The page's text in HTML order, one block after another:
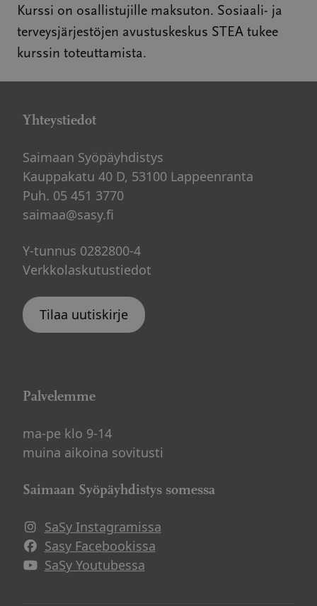
Kurssi on osallistujille maksuton. Sosiaali- ja
terveysjärjestöjen avustuskeskus STEA tukee
kurssin toteuttamista.
Yhteystiedot
Saimaan Syöpäyhdistys
Kauppakatu 40 D, 53100 Lappeenranta
Puh. 05 451 3770
saimaa@sasy.fi
Y-tunnus 0282800-4
Verkkolaskutustiedot
Tilaa uutiskirje
Palvelemme
ma-pe klo 9-14
muina aikoina sovitusti
Saimaan Syöpäyhdistys somessa
SaSy Instagramissa
Avautuu uuteen ikkunaan
Sasy Facebookissa
Avautuu uuteen ikkunaan
SaSy Youtubessa
Avautuu uuteen ikkunaan